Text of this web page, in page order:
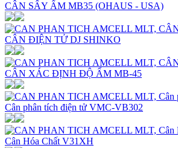
CÂN SẤY ẨM MB35 (OHAUS - USA)
CÂN ĐIỆN TỬ DJ SHINKO
CÂN XÁC ĐỊNH ĐỘ ẨM MB-45
Cân phân tích điện tử VMC-VB302
Cân Hóa Chất V31XH